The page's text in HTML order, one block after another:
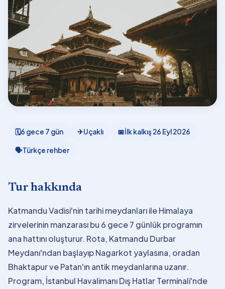
🗓6 gece 7 gün ✈Uçaklı 📅İlk kalkış26 Eyl 2026
🗣Türkçe rehber
Tur hakkında
Katmandu Vadisi'nin tarihi meydanları ile Himalaya
zirvelerinin manzarası bu 6 gece 7 günlük programın
ana hattını oluşturur. Rota, Katmandu Durbar
Meydanı'ndan başlayıp Nagarkot yaylasına, oradan
Bhaktapur ve Patan'ın antik meydanlarına uzanır.
Program, İstanbul Havalimanı Dış Hatlar Terminali'nde